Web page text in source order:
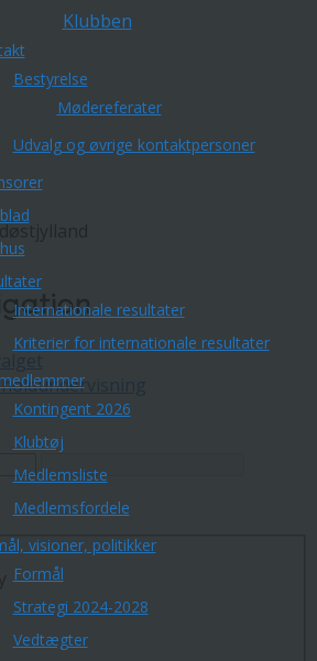
Klubben
Bestyrelse
Mødereferater
Udvalg og øvrige kontaktpersoner
Internationale resultater
Kriterier for internationale resultater
Kontingent 2026
Klubtøj
Medlemsliste
Medlemsfordele
visioner, politikker
Formål
Strategi 2024-2028
Vedtægter